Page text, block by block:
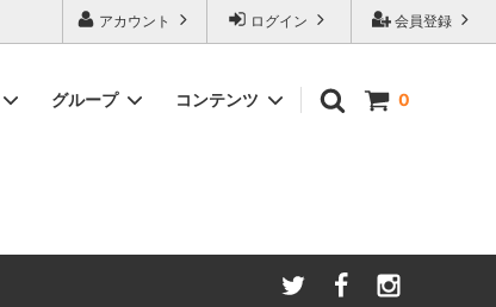
会員登録
ログイン
アカウント
0
その他の商品
グループ コンテンツ